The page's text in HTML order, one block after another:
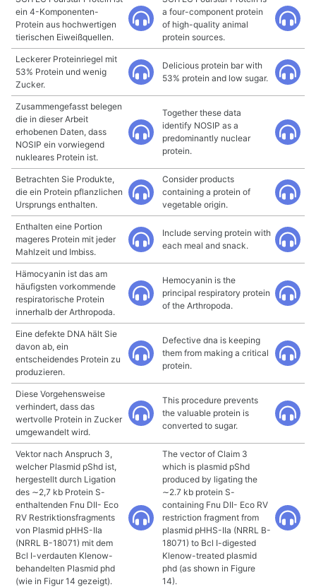
ein 4-Komponenten-
Protein aus hochwertigen
tierischen Eiweißquellen.
a four-component protein
of high-quality animal
protein sources.
Leckerer Proteinriegel mit
53% Protein und wenig
Zucker.
Delicious protein bar with
53% protein and low sugar.
Zusammengefasst belegen
die in dieser Arbeit
erhobenen Daten, dass
NOSIP ein vorwiegend
nukleares Protein ist.
Together these data
identify NOSIP as a
predominantly nuclear
protein.
Betrachten Sie Produkte,
die ein Protein pflanzlichen
Ursprungs enthalten.
Consider products
containing a protein of
vegetable origin.
Enthalten eine Portion
mageres Protein mit jeder
Mahlzeit und Imbiss.
Include serving protein with
each meal and snack.
Hämocyanin ist das am
häufigsten vorkommende
respiratorische Protein
innerhalb der Arthropoda.
Hemocyanin is the
principal respiratory protein
of the Arthropoda.
Eine defekte DNA hält Sie
davon ab, ein
entscheidendes Protein zu
produzieren.
Defective dna is keeping
them from making a critical
protein.
Diese Vorgehensweise
verhindert, dass das
wertvolle Protein in Zucker
umgewandelt wird.
This procedure prevents
the valuable protein is
converted to sugar.
Vektor nach Anspruch 3,
welcher Plasmid pShd ist,
hergestellt durch Ligation
des ∼2,7 kb Protein S-
enthaltenden Fnu DII- Eco
RV Restriktionsfragments
von Plasmid pHHS-IIa
(NRRL B-18071) mit dem
Bcl I-verdauten Klenow-
behandelten Plasmid phd
(wie in Figur 14 gezeigt).
The vector of Claim 3
which is plasmid pShd
produced by ligating the
∼2.7 kb protein S-
containing Fnu DII- Eco RV
restriction fragment from
plasmid pHHS-IIa (NRRL B-
18071) to Bcl I-digested
Klenow-treated plasmid
phd (as shown in Figure
14).